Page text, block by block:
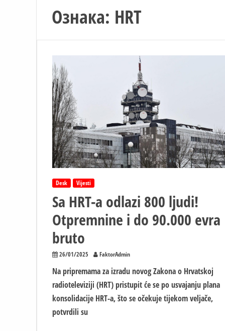
Ознака: HRT
Desk Vijesti
Sa HRT-a odlazi 800 ljudi!
Otpremnine i do 90.000 evra
bruto
26/01/2025 FaktorAdmin
Na pripremama za izradu novog Zakona o Hrvatskoj
radioteleviziji (HRT) pristupit će se po usvajanju plana
konsolidacije HRT-a, što se očekuje tijekom veljače,
potvrdili su